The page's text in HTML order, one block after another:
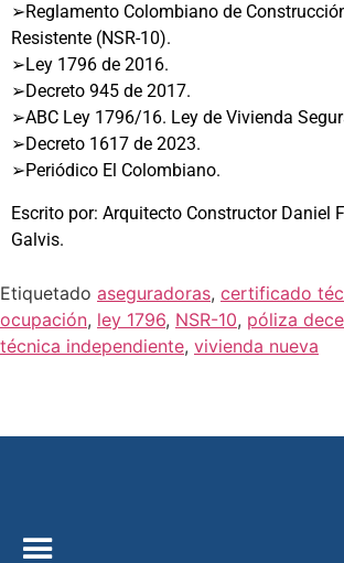
➢Reglamento Colombiano de
Resistente (NSR-10).
➢Ley 1796 de 2016.
➢Decreto 945 de 2017.
➢ABC Ley 1796/16. Ley de Vivienda
➢Decreto 1617 de 2023.
➢Periódico El Colombiano.
Escrito por: Arquitecto Constructor Daniel
Galvis.
Etiquetado aseguradoras, certificado
ocupación, ley 1796, NSR-10, póliza
técnica independiente, vivienda nueva